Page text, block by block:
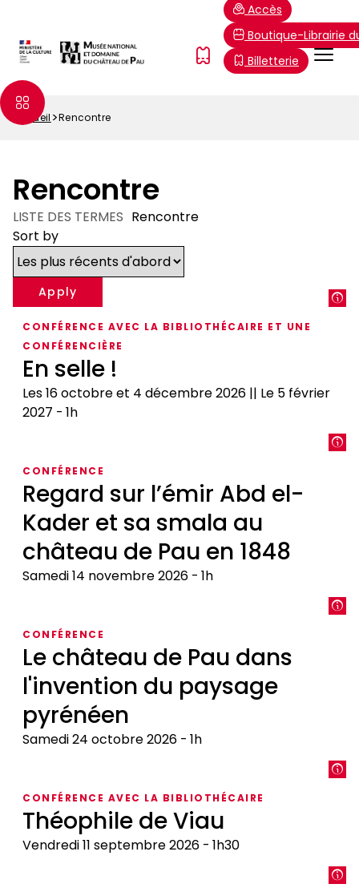
contenu
principal
Menu
FR
Accès
Boutique-Librairie
Billetterie
Fil
Accueil Rencontre
Rencontre
LISTE DES TERMES Rencontre
Sort by
En selle !
Les 16 octobre et 4 décembre 2026 || Le 5 février
2027
1h
CONFÉRENCE AVEC LA BIBLIOTHÉCAIRE ET UNE
CONFÉRENCIÈRE
Regard sur l’émir Abd el-
Kader et sa smala au
château de Pau en 1848
Samedi 14 novembre 2026 1h
CONFÉRENCE
l’émir
Abd
el-
Kader
sa
château
de
Pau
en
Le château de Pau dans
l'invention du paysage
pyrénéen
Samedi 24 octobre 2026 1h
CONFÉRENCE
château
de
Pau
dans
Théophile de Viau
Vendredi 11 septembre 2026 1h30
CONFÉRENCE AVEC LA BIBLIOTHÉCAIRE